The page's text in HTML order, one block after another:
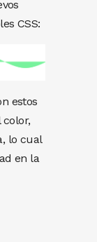
CSS:
estos
lo cual
en la